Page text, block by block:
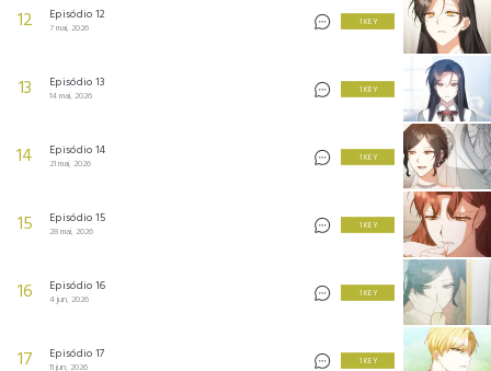
12 Episódio 12
7 mai, 2026
1 KEY
13 Episódio 13
14 mai, 2026
1 KEY
14 Episódio 14
21 mai, 2026
1 KEY
15 Episódio 15
28 mai, 2026
1 KEY
16 Episódio 16
4 jun, 2026
1 KEY
17 Episódio 17
11 jun, 2026
1 KEY